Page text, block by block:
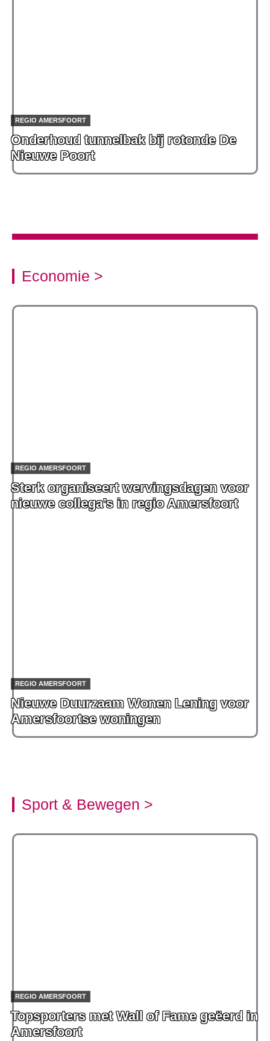
REGIO AMERSFOORT
Onderhoud tunnelbak bij rotonde De
Nieuwe Poort
Economie >
REGIO AMERSFOORT
Sterk organiseert wervingsdagen voor
nieuwe collega’s in regio Amersfoort
REGIO AMERSFOORT
Nieuwe Duurzaam Wonen Lening voor
Amersfoortse woningen
Sport & Bewegen >
REGIO AMERSFOORT
Topsporters met Wall of Fame geëerd in
Amersfoort